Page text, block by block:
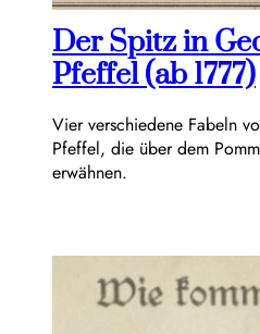
Der Spitz in
Pfeffel (ab 1777)
Vier verschiedene Fabeln
Pfeffel, die über dem
erwähnen.